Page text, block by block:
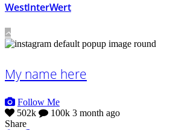
WestInterWert
My name here
Follow Me
502k
100k 3 month ago
Share